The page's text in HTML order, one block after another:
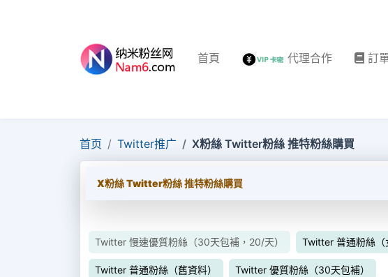
首頁 代理合作 訂
首页 Twitter推广 X粉絲 Twitter粉絲 推特粉絲購買
X粉絲 Twitter粉絲 推特粉絲購買
Twitter 慢速優質粉絲（30天包補，20/天） Twitter 普通粉絲（
Twitter 普通粉絲（舊資料） Twitter 優質粉絲（30天包補）